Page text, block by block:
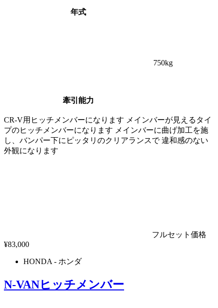
年式
牽引能力
750kg
CR-V用ヒッチメンバーになります メインバーが見えるタイ
プのヒッチメンバーになります メインバーに曲げ加工を施
し、バンパー下にピッタリのクリアランスで 違和感のない
外観になります
フルセット価格
¥83,000
HONDA - ホンダ
N-VANヒッチメンバー